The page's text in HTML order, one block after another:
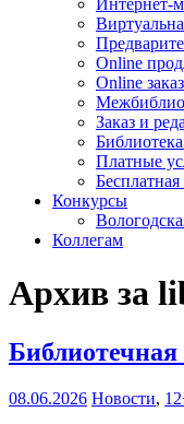
Интернет-
Online
Online
Заказ и
Платные
Конкурсы
Коллегам
Архив за
Библиотечная
08.06.2026 Новости,